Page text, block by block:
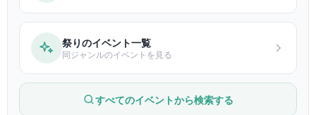
祭りのイベント一覧
同ジャンルのイベントを見る
すべてのイベントから検索する